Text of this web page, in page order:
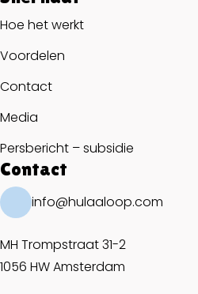
Hoe het werkt
Voordelen
Contact
Media
Persbericht – subsidie
Contact
info@hulaaloop.com
MH Trompstraat 31-2
1056 HW Amsterdam